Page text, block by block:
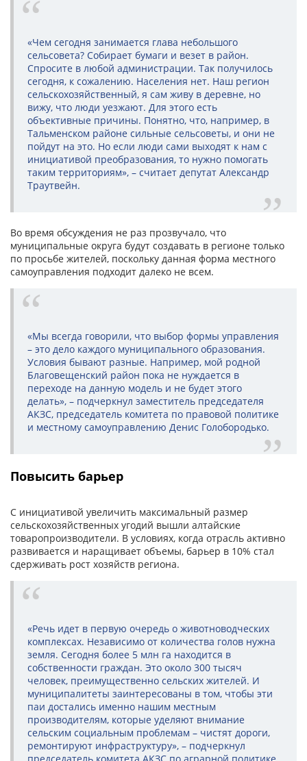
«Чем сегодня занимается глава небольшого
сельсовета? Собирает бумаги и везет в район.
Спросите в любой администрации. Так получилось
сегодня, к сожалению. Населения нет. Наш регион
сельскохозяйственный, я сам живу в деревне, но
вижу, что люди уезжают. Для этого есть
объективные причины. Понятно, что, например, в
Тальменском районе сильные сельсоветы, и они не
пойдут на это. Но если люди сами выходят к нам с
инициативой преобразования, то нужно помогать
таким территориям», – считает депутат Александр
Траутвейн.
Во время обсуждения не раз прозвучало, что
муниципальные округа будут создавать в регионе только
по просьбе жителей, поскольку данная форма местного
самоуправления подходит далеко не всем.
«Мы всегда говорили, что выбор формы управления
– это дело каждого муниципального образования.
Условия бывают разные. Например, мой родной
Благовещенский район пока не нуждается в
переходе на данную модель и не будет этого
делать», – подчеркнул заместитель председателя
АКЗС, председатель комитета по правовой политике
и местному самоуправлению Денис Голобородько.
Повысить барьер
С инициативой увеличить максимальный размер
сельскохозяйственных угодий вышли алтайские
товаропроизводители. В условиях, когда отрасль активно
развивается и наращивает объемы, барьер в 10% стал
сдерживать рост хозяйств региона.
«Речь идет в первую очередь о животноводческих
комплексах. Независимо от количества голов нужна
земля. Сегодня более 5 млн га находится в
собственности граждан. Это около 300 тысяч
человек, преимущественно сельских жителей. И
муниципалитеты заинтересованы в том, чтобы эти
паи достались именно нашим местным
производителям, которые уделяют внимание
сельским социальным проблемам – чистят дороги,
ремонтируют инфраструктуру», – подчеркнул